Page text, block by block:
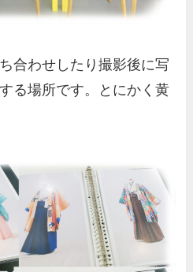
合わせしたり撮影後に写
る場所です。とにかく黄